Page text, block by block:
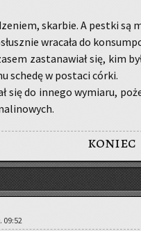
skar­bie. A pest­ki są
wra­ca­ła do
za­sta­na­wiał się, kim
sche­dę w po­sta­ci córki.
się do in­ne­go wy­mia­ru,
koniec
09:52